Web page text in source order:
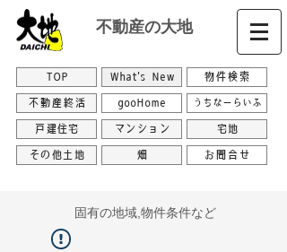
不動産の大地
TOP What's New 物件検索
不動産終活 gooHome うちなーらいふ
戸建住宅 マンション 宅地
その他土地 畑 お問合せ
​固有の地域,物件条件など